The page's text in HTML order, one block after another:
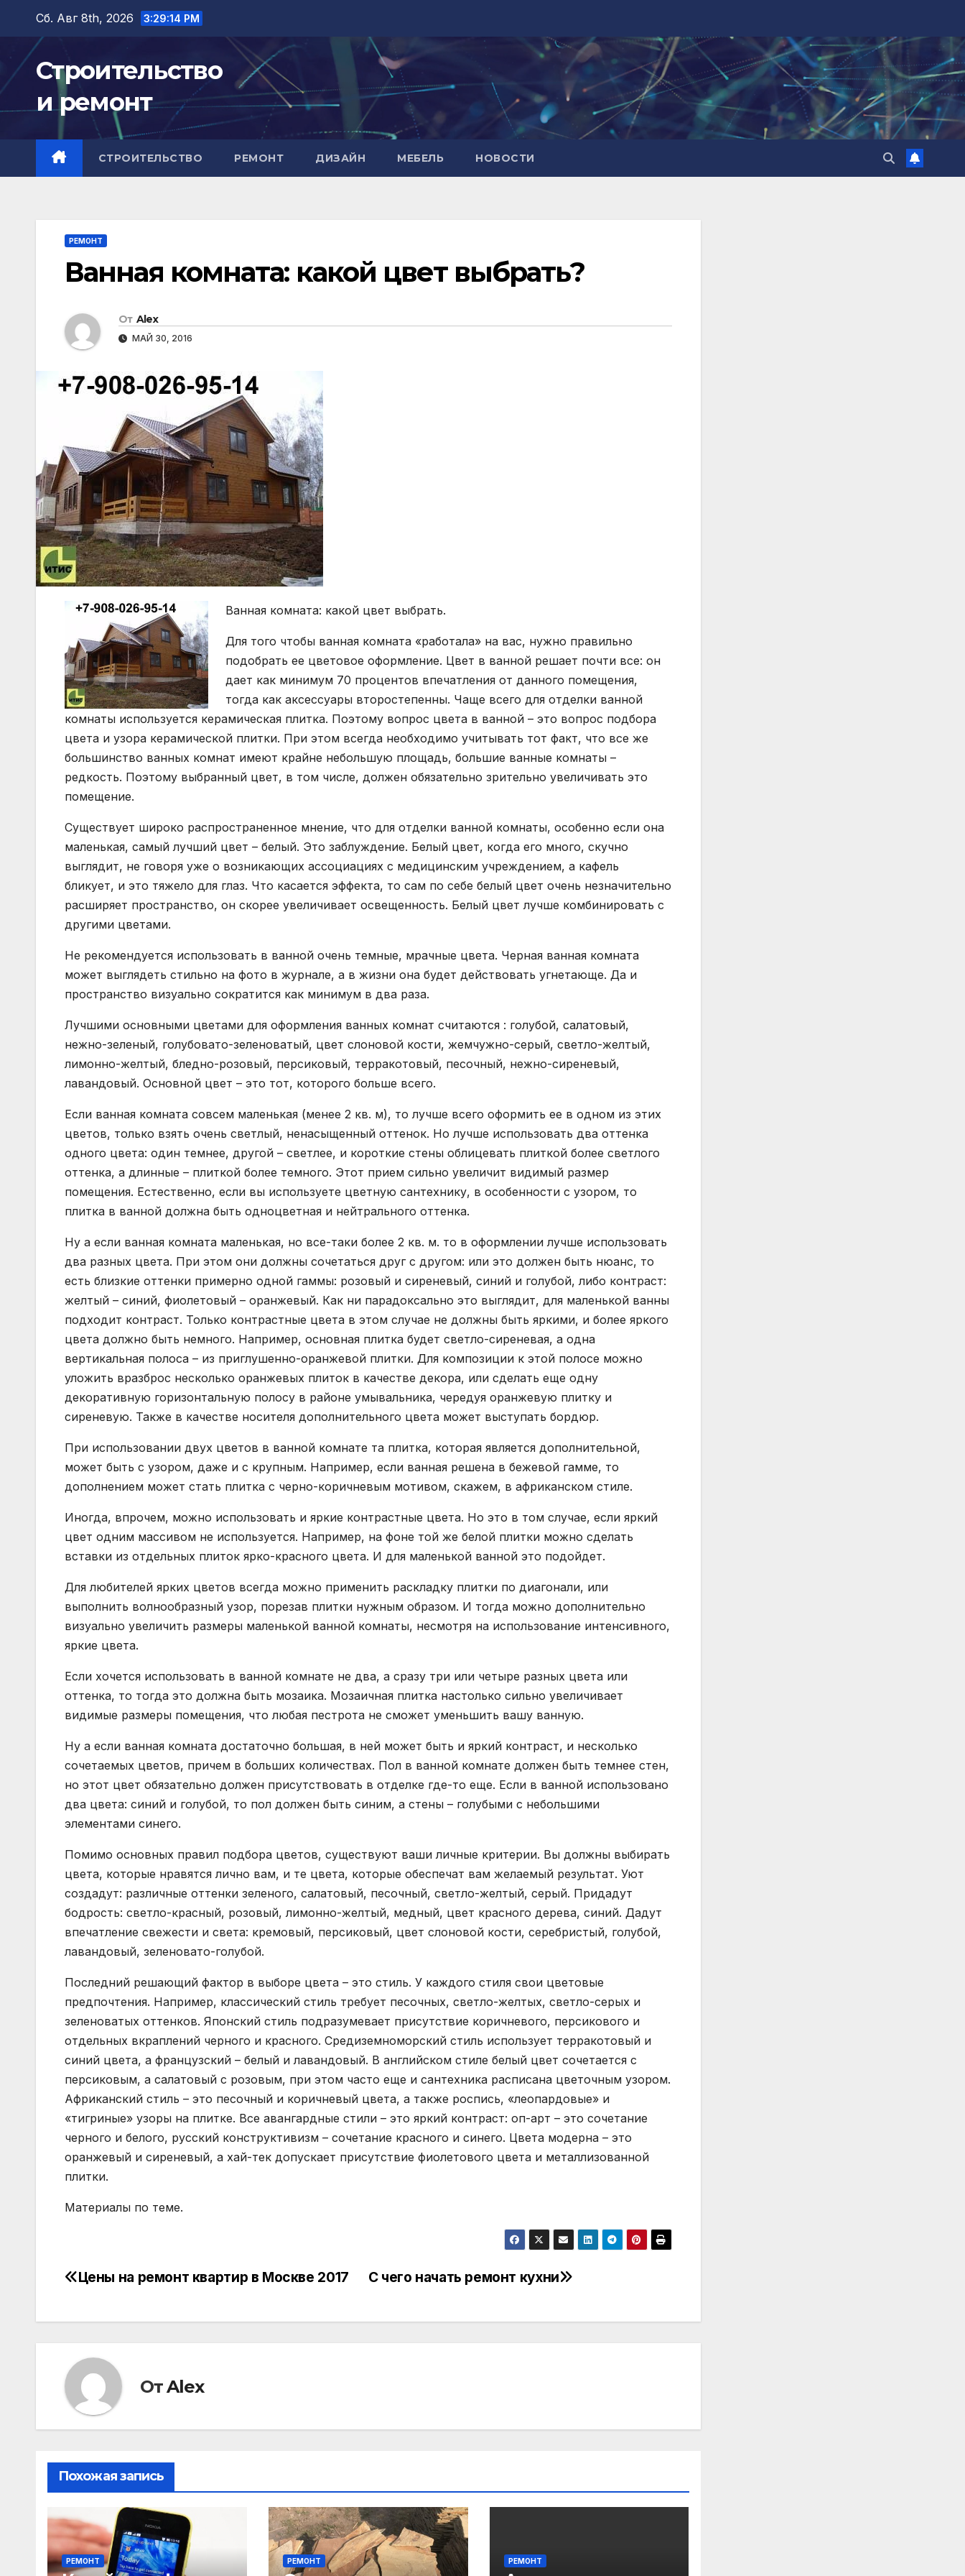
Перейти
содержимому
Сб. Авг 8th, 2026 3:29:15 PM
Строительство
и ремонт
СТРОИТЕЛЬСТВО РЕМОНТ ДИЗАЙН МЕБЕЛЬ НОВОСТИ
РЕМОНТ
Ванная комната: какой цвет выбрать?
От Alex
МАЙ 30, 2016
Ванная комната: какой цвет выбрать.
Для того чтобы ванная комната «работала» на вас, нужно правильно
подобрать ее цветовое оформление. Цвет в ванной решает почти все: он
дает как минимум 70 процентов впечатления от данного помещения,
тогда как аксессуары второстепенны. Чаще всего для отделки ванной
комнаты используется керамическая плитка. Поэтому вопрос цвета в ванной – это вопрос подбора
цвета и узора керамической плитки. При этом всегда необходимо учитывать тот факт, что все же
большинство ванных комнат имеют крайне небольшую площадь, большие ванные комнаты –
редкость. Поэтому выбранный цвет, в том числе, должен обязательно зрительно увеличивать это
помещение.
Существует широко распространенное мнение, что для отделки ванной комнаты, особенно если она
маленькая, самый лучший цвет – белый. Это заблуждение. Белый цвет, когда его много, скучно
выглядит, не говоря уже о возникающих ассоциациях с медицинским учреждением, а кафель
бликует, и это тяжело для глаз. Что касается эффекта, то сам по себе белый цвет очень незначительно
расширяет пространство, он скорее увеличивает освещенность. Белый цвет лучше комбинировать с
другими цветами.
Не рекомендуется использовать в ванной очень темные, мрачные цвета. Черная ванная комната
может выглядеть стильно на фото в журнале, а в жизни она будет действовать угнетающе. Да и
пространство визуально сократится как минимум в два раза.
Лучшими основными цветами для оформления ванных комнат считаются : голубой, салатовый,
нежно-зеленый, голубовато-зеленоватый, цвет слоновой кости, жемчужно-серый, светло-желтый,
лимонно-желтый, бледно-розовый, персиковый, терракотовый, песочный, нежно-сиреневый,
лавандовый. Основной цвет – это тот, которого больше всего.
Если ванная комната совсем маленькая (менее 2 кв. м), то лучше всего оформить ее в одном из этих
цветов, только взять очень светлый, ненасыщенный оттенок. Но лучше использовать два оттенка
одного цвета: один темнее, другой – светлее, и короткие стены облицевать плиткой более светлого
оттенка, а длинные – плиткой более темного. Этот прием сильно увеличит видимый размер
помещения. Естественно, если вы используете цветную сантехнику, в особенности с узором, то
плитка в ванной должна быть одноцветная и нейтрального оттенка.
Ну а если ванная комната маленькая, но все-таки более 2 кв. м. то в оформлении лучше использовать
два разных цвета. При этом они должны сочетаться друг с другом: или это должен быть нюанс, то
есть близкие оттенки примерно одной гаммы: розовый и сиреневый, синий и голубой, либо контраст:
желтый – синий, фиолетовый – оранжевый. Как ни парадоксально это выглядит, для маленькой ванны
подходит контраст. Только контрастные цвета в этом случае не должны быть яркими, и более яркого
цвета должно быть немного. Например, основная плитка будет светло-сиреневая, а одна
вертикальная полоса – из приглушенно-оранжевой плитки. Для композиции к этой полосе можно
уложить вразброс несколько оранжевых плиток в качестве декора, или сделать еще одну
декоративную горизонтальную полосу в районе умывальника, чередуя оранжевую плитку и
сиреневую. Также в качестве носителя дополнительного цвета может выступать бордюр.
При использовании двух цветов в ванной комнате та плитка, которая является дополнительной,
может быть с узором, даже и с крупным. Например, если ванная решена в бежевой гамме, то
дополнением может стать плитка с черно-коричневым мотивом, скажем, в африканском стиле.
Иногда, впрочем, можно использовать и яркие контрастные цвета. Но это в том случае, если яркий
цвет одним массивом не используется. Например, на фоне той же белой плитки можно сделать
вставки из отдельных плиток ярко-красного цвета. И для маленькой ванной это подойдет.
Для любителей ярких цветов всегда можно применить раскладку плитки по диагонали, или
выполнить волнообразный узор, порезав плитки нужным образом. И тогда можно дополнительно
визуально увеличить размеры маленькой ванной комнаты, несмотря на использование интенсивного,
яркие цвета.
Если хочется использовать в ванной комнате не два, а сразу три или четыре разных цвета или
оттенка, то тогда это должна быть мозаика. Мозаичная плитка настолько сильно увеличивает
видимые размеры помещения, что любая пестрота не сможет уменьшить вашу ванную.
Ну а если ванная комната достаточно большая, в ней может быть и яркий контраст, и несколько
сочетаемых цветов, причем в больших количествах. Пол в ванной комнате должен быть темнее стен,
но этот цвет обязательно должен присутствовать в отделке где-то еще. Если в ванной использовано
два цвета: синий и голубой, то пол должен быть синим, а стены – голубыми с небольшими
элементами синего.
Помимо основных правил подбора цветов, существуют ваши личные критерии. Вы должны выбирать
цвета, которые нравятся лично вам, и те цвета, которые обеспечат вам желаемый результат. Уют
создадут: различные оттенки зеленого, салатовый, песочный, светло-желтый, серый. Придадут
бодрость: светло-красный, розовый, лимонно-желтый, медный, цвет красного дерева, синий. Дадут
впечатление свежести и света: кремовый, персиковый, цвет слоновой кости, серебристый, голубой,
лавандовый, зеленовато-голубой.
Последний решающий фактор в выборе цвета – это стиль. У каждого стиля свои цветовые
предпочтения. Например, классический стиль требует песочных, светло-желтых, светло-серых и
зеленоватых оттенков. Японский стиль подразумевает присутствие коричневого, персикового и
отдельных вкраплений черного и красного. Средиземноморский стиль использует терракотовый и
синий цвета, а французский – белый и лавандовый. В английском стиле белый цвет сочетается с
персиковым, а салатовый с розовым, при этом часто еще и сантехника расписана цветочным узором.
Африканский стиль – это песочный и коричневый цвета, а также роспись, «леопардовые» и
«тигриные» узоры на плитке. Все авангардные стили – это яркий контраст: оп-арт – это сочетание
черного и белого, русский конструктивизм – сочетание красного и синего. Цвета модерна – это
оранжевый и сиреневый, а хай-тек допускает присутствие фиолетового цвета и металлизованной
плитки.
Материалы по теме.
Навигация
С чего начать ремонт кухни
Цены на ремонт квартир в Москве 2017
ОтAlex
Похожая запись
РЕМОНТ РЕМОНТ РЕМОНТ